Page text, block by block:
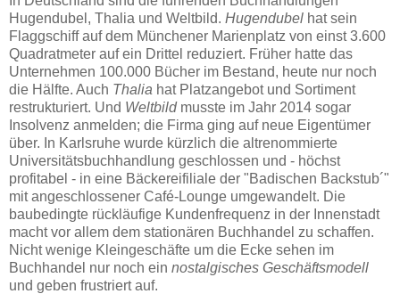
Hugendubel, Thalia und Weltbild. Hugendubel hat sein
Flaggschiff auf dem Münchener Marienplatz von einst 3.600
Quadratmeter auf ein Drittel reduziert. Früher hatte das
Unternehmen 100.000 Bücher im Bestand, heute nur noch
die Hälfte. Auch Thalia hat Platzangebot und Sortiment
restrukturiert. Und Weltbildmusste im Jahr 2014 sogar
Insolvenz anmelden; die Firma ging auf neue Eigentümer
über. In Karlsruhe wurde kürzlich die altrenommierte
Universitätsbuchhandlung geschlossen und - höchst
profitabel - in eine Bäckereifiliale der "Badischen Backstub´"
mit angeschlossener Café-Lounge umgewandelt. Die
baubedingte rückläufige Kundenfrequenz in der Innenstadt
macht vor allem dem stationären Buchhandel zu schaffen.
Nicht wenige Kleingeschäfte um die Ecke sehen im
Buchhandel nur noch ein nostalgisches Geschäftsmodell
und geben frustriert auf.